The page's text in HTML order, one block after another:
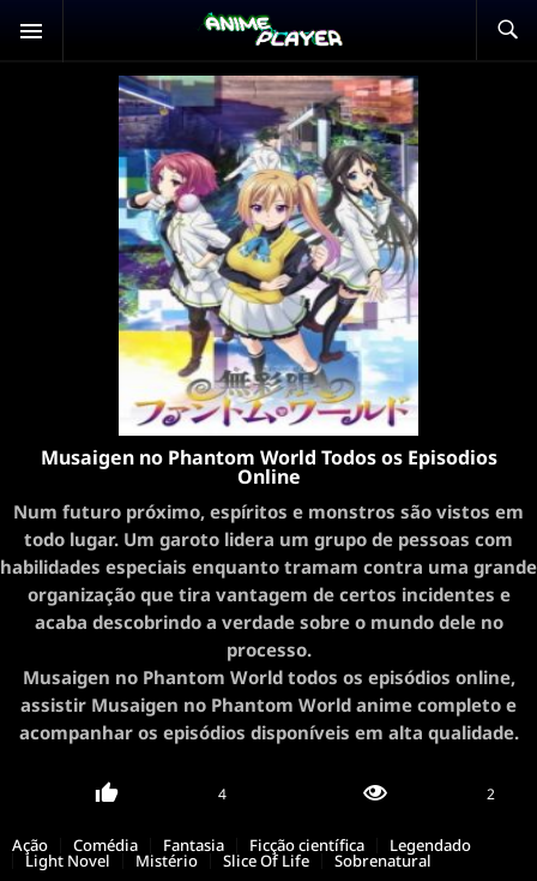
Musaigen no Phantom World Todos os Episodios
Online
Num futuro próximo, espíritos e monstros são vistos em
todo lugar. Um garoto lidera um grupo de pessoas com
habilidades especiais enquanto tramam contra uma grande
organização que tira vantagem de certos incidentes e
acaba descobrindo a verdade sobre o mundo dele no
processo.
Musaigen no Phantom World todos os episódios online,
assistir Musaigen no Phantom World anime completo e
acompanhar os episódios disponíveis em alta qualidade.
4 2
Ação Comédia Fantasia Ficção científica Legendado
Light Novel Mistério Slice Of Life Sobrenatural